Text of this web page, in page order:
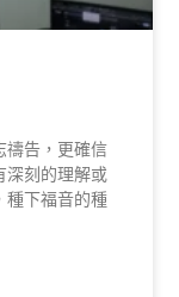
禱告，更確信
深刻的理解或
種下福音的種